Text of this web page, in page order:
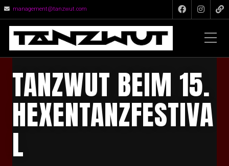
management@tanzwut.com
TANZWUT BEIM 15.
HEXENTANZFESTIVA
L